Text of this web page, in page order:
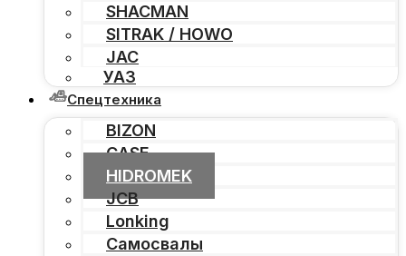
SHACMAN
SITRAK / HOWO
JAC
УАЗ
Спецтехника
BIZON
CASE
HIDROMEK
JCB
Lonking
Самосвалы